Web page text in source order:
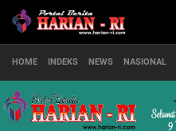
HOME INDEKS NEWS NASIONAL